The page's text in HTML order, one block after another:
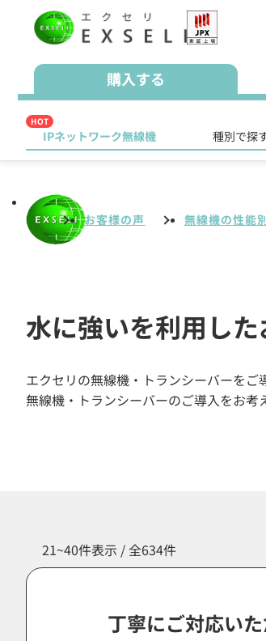
購入する
HOT
IPネットワーク無線機 種別で探
お客様の声 無線機の性能
水に強いを利用し
エクセリの無線機・トランシーバーをご
無線機・トランシーバーのご導入をお考
21~40件表示 / 全634件
丁寧にご対応い